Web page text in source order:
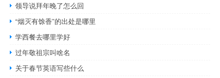
领导说拜年晚了怎么回
“烟灭有馀香”的出处是哪里
学西餐去哪里学好
过年敬祖宗叫啥名
关于春节英语写些什么